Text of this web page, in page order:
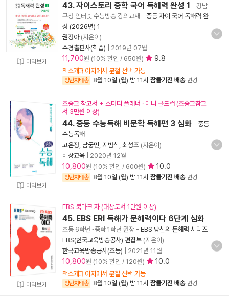
미리보기
43. 자이스토리 중학 국어 독해력 완성 1 - 강남
구청 인터넷 수능방송 강의교재 - 중등 자이 국어 독해력 완
성 (2026년) 1
권정아(지은이)
수경출판사(학습)
2019년 07월
11,700원 (10% 할인 / 650원) 9.8
책소개페이지에서 분철 선택 가능
양탄자배송 8월 10일 (월) 밤 11시 잠들기전 배송 변경
미리보기
초중고 참고서 + 스터디 플래너 · 미니 콜드컵 (초중고참고
서 3만원 이상)
44. 중등 수능독해 비문학 독해편 3 심화 - 중등
수능독해
고은정 남궁민 지범식 최성조 (지은이)
비상교육
2020년 12월
10,800원 (10% 할인 / 600원) 10.0
양탄자배송 8월 10일 (월) 밤 11시 잠들기전 배송 변경
미리보기
EBS 북마크 자 (대상도서 1만원 이상)
45. EBS ERI 독해가 문해력이다 6단계 심화 -
초등 6학년~중학 1학년 권장 - EBS 당신의 문해력 시리즈
EBS(한국교육방송공사) 편집부 (지은이)
한국교육방송공사(초등)
2021년 11월
10,800원 (10% 할인 / 120원) 10.0
책소개페이지에서 분철 선택 가능
양탄자배송 8월 10일 (월) 밤 11시 잠들기전 배송 변경